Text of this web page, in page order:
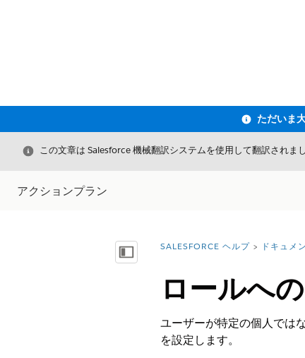
閉じる
この文章は Salesforce 機械翻訳システムを使用して翻訳されま
アクションプラン
目次を表示詳細情報:
SALESFORCE ヘルプ ドキュメ
ロールへ
ユーザーが特定の個人では
を設定します。